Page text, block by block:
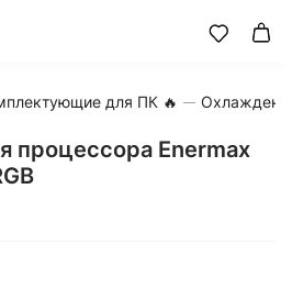
для ПК 🔥
процессора Enermax